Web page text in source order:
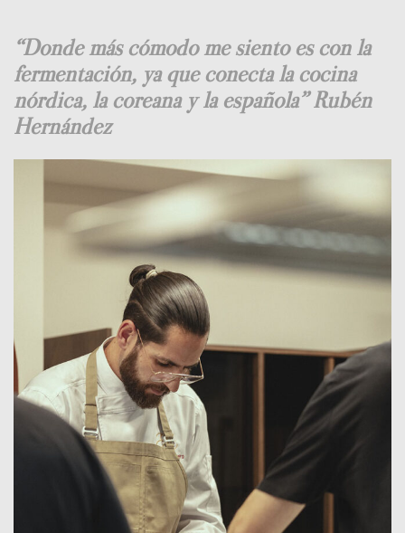
“Donde más cómodo me siento es con la
fermentación, ya que conecta la cocina
nórdica, la coreana y la española” Rubén
Hernández